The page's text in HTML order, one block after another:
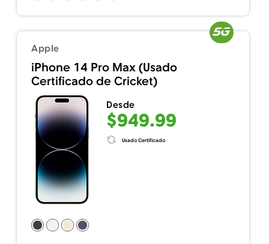
Apple
iPhone 14 Pro Max (Usado
Certificado de Cricket)
Desde
$949.99
Usado Certificado